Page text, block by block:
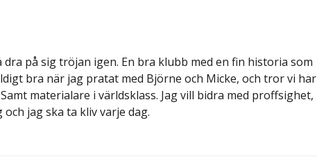
på sig tröjan igen. En bra klubb med en fin historia som
bra när jag pratat med Björne och Micke, och tror vi har
materialare i världsklass. Jag vill bidra med proffsighet,
jag ska ta kliv varje dag.